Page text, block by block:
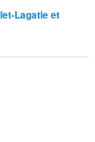
Lagatie et